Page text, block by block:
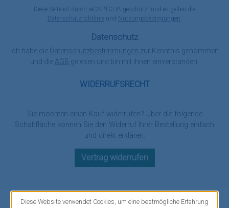
WIDERRUFSRECHT
Sie möchten einen Kauf widerrufen? Über die folgende
Schaltfläche können Sie den Widerruf Ihrer Bestellung einfach
und direkt erklären.
Vertrag widerrufen
Diese Seite ist durch reCAPTCHA geschützt und es gelten die
Datenschutzrichtlinieund Nutzungsbedingungen
Datenschutz
Ich habe die Datenschutzbestimmungen zur Kenntnis genommen
und die AGB gelesen und bin mit ihnen einverstanden.
Diese Website verwendet Cookies, um eine bestmögliche Erfahrung